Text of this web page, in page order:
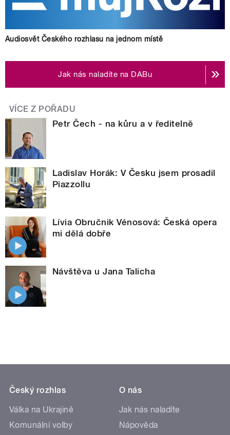
Audiosvět Českého rozhlasu na jednom místě
Jak nás naladíte na DABu
VÍCE Z POŘADU
Petr Čech - na kůru a v ředitelně
Ladislav Horák: V Česku jsem prosadil
Piazzollu
Lívia Obručnik Vénosová: Česká opera
mi dělá dobře
Návštěva u Jana Talicha
Český rozhlas
Válka na Ukrajině
Komunální volby
O nás
Jak nás naladíte
Nápověda